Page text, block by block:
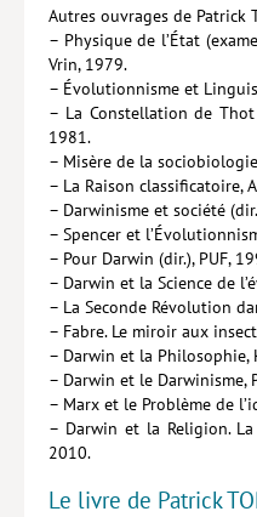
Index
>>
Idées
Lieux
Autres ouvrages de Patrick
– Physique de l’État
Vrin, 1979.
– Évolutionnisme et
– La Constellation de
1981.
– Misère de la
– La Raison classificatoire,
– Darwinisme et société
– Spencer et
– Pour Darwin (dir.), PUF,
– Darwin et la Science de
– La Seconde Révolution
– Fabre. Le miroir aux
– Darwin et la Philosophie,
– Darwin et le Darwinisme,
– Marx et le Problème de
– Darwin et la Religion.
2010.
Le livre de Patrick